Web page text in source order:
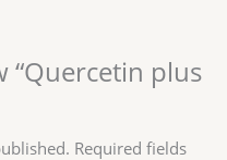
“Quercetin plus
Required fields